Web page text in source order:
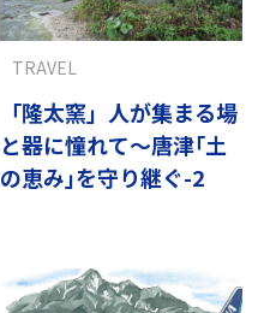
「隆太窯」人が集まる場
と器に憧れて～唐津｢土
の恵み｣を守り継ぐ-2
TRAVEL